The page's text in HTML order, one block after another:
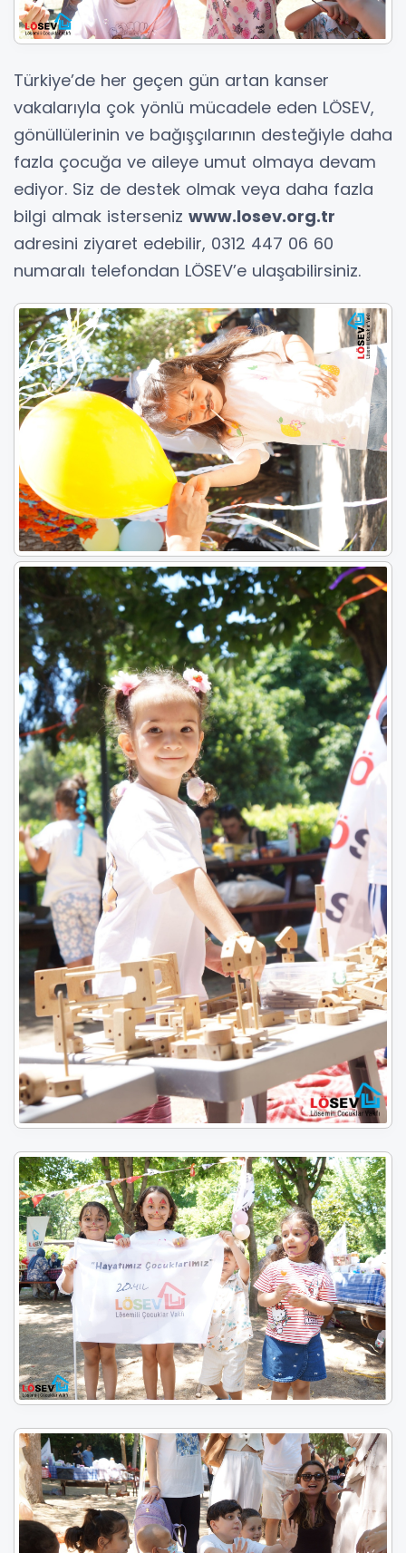
Türkiye’de her geçen gün artan kanser
vakalarıyla çok yönlü mücadele eden LÖSEV,
gönüllülerinin ve bağışçılarının desteğiyle daha
fazla çocuğa ve aileye umut olmaya devam
ediyor. Siz de destek olmak veya daha fazla
bilgi almak isterseniz www.losev.org.tr
adresini ziyaret edebilir, 0312 447 06 60
numaralı telefondan LÖSEV’e ulaşabilirsiniz.